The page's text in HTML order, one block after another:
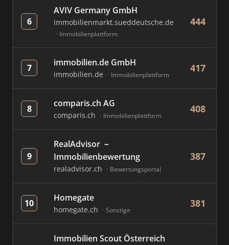
6
AVIV Germany GmbH
immobilienmarkt.sueddeutsche.de
Immobilienplattform
444
7 immobilien.de GmbH
immobilien.de Immobilienplattform
417
8 comparis.ch AG
comparis.ch Immobilienplattform
408
9
RealAdvisor －
Immobilienbewertung
realadvisor.ch Bewertungsportal
387
10 Homegate
homegate.ch Sonstige
381
Immobilien Scout Österreich